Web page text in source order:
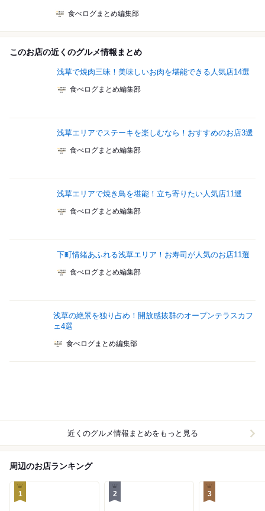
食べログまとめ編集部
このお店の近くのグルメ情報まとめ
浅草で焼肉三昧！美味しいお肉を堪能できる人気店14選
食べログまとめ編集部
浅草エリアでステーキを楽しむなら！おすすめのお店3選
食べログまとめ編集部
浅草エリアで焼き鳥を堪能！立ち寄りたい人気店11選
食べログまとめ編集部
下町情緒あふれる浅草エリア！お寿司が人気のお店11選
食べログまとめ編集部
浅草の絶景を独り占め！開放感抜群のオープンテラスカフ
ェ4選
食べログまとめ編集部
近くのグルメ情報まとめをもっと見る
周辺のお店ランキング
1 2 3